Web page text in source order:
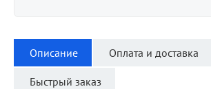
Описание Оплата и доставка
Быстрый заказ